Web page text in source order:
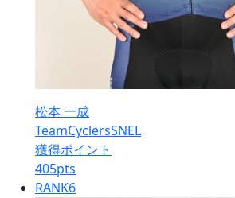
松本 一成
TeamCyclersSNEL
獲得ポイント
405pts
RANK6